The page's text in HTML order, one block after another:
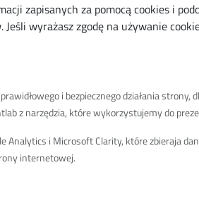
zapisanych za pomocą cookies i
wyrażasz zgodę na używanie
i bezpiecznego działania
z narzędzia, które wykorzystujemy do
Analytics i Microsoft Clarity, które zbieraja
internetowej.
Biblioteka PŁ
Dyscypliny naukowe w PŁ
Klauzula RODO
Deklaracja dostępności cyfrowej
Informacja o PŁ w Polskim